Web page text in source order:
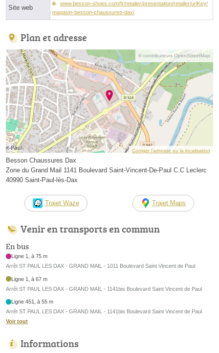
Site web
www.besson-shoes.com/fr/retailer/presentation/retailer/urlKey/
magasin-besson-chaussures-dax/
Plan et adresse
© contributeurs OpenStreetMap
Corriger l’adresse ou la localisation
Besson Chaussures Dax
Zone du Grand Mail 1141 Boulevard Saint-Vincent-De-Paul C.C Leclerc
40990 Saint-Paul-lès-Dax
Trajet Waze Trajet Maps
Venir en transports en commun
En bus
Ligne 1, à 75 m
Arrêt ST PAUL LES DAX - GRAND MAIL - 1011 Boulevard Saint Vincent de Paul
Ligne 1, à 67 m
Arrêt ST PAUL LES DAX - GRAND MAIL - 1141bis Boulevard Saint Vincent de Paul
Ligne 451, à 55 m
Arrêt ST PAUL LES DAX - GRAND MAIL - 1141bis Boulevard Saint Vincent de Paul
Voir tout
Informations